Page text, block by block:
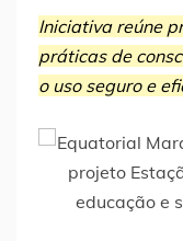
Iniciativa reúne
práticas de
o uso seguro e